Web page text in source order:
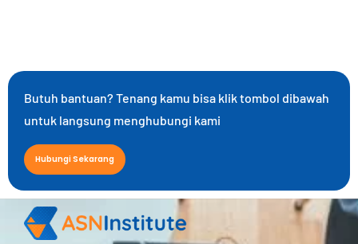
Butuh bantuan? Tenang kamu bisa klik tombol dibawah
untuk langsung menghubungi kami
Hubungi Sekarang